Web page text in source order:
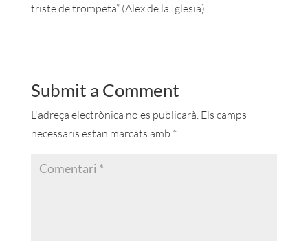
triste de trompeta” (Alex de la Iglesia).
Submit a Comment
L'adreça electrònica no es publicarà. Els camps
necessaris estan marcats amb *